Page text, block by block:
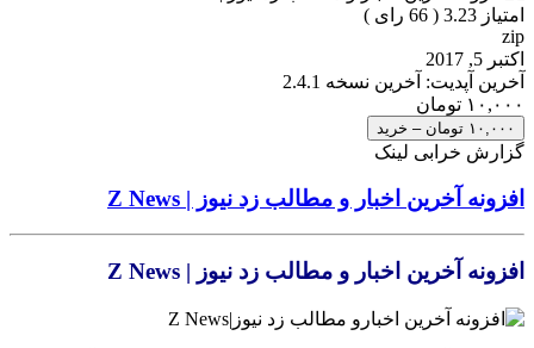
امتیاز 3.23 ( 66 رای )
zip
اکتبر 5, 2017
آخرین آپدیت: آخرین نسخه 2.4.1
۱۰,۰۰۰ تومان
۱۰,۰۰۰ تومان – خرید
گزارش خرابی لینک
افزونه آخرین اخبار و مطالب زد نیوز | Z News
افزونه آخرین اخبار و مطالب زد نیوز | Z News